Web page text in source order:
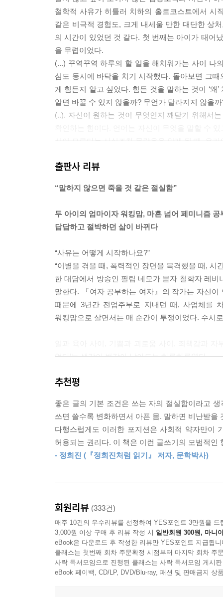
철학적 사유가 히틀러 치하의 홀로코스트에서 시
같은 비극적 경험도, 크게 내세울 만한 대단한 상
의 시간이 있었던 것 같다. 첫 번째는 아이가 태어
을 무렵이었다.
(...) 꾸역꾸역 하루의 할 일을 해치워가는 사이 나
심도 동시에 바닥을 치기 시작했다. 돌아보면 그
게 힘든지 알고 싶었다. 힘든 것을 말하는 것이 ‘왜
알면 바꿀 수 있지 않을까? 무언가 달라지지 않을
(..). 자신이 원하는 것이 무엇인지 깨닫기 위해서
신이 모른다는 사실조차 몰랐음을 알게 될 때, 우
즘을 이용하고 싶다. 그 언어에 빚져서 삶을 해석
--- 「나는 왜 읽는가」중에서
지식이 일상을 바꾸고, 그것이 곧 돌이킬 수 없는
정짓는 사회에서 그 재단선과 경계선을 일일이 의
했건만, 한편으로 그 지긋지긋함에 내 몸을 맞춰
열 조건에 나를 재단하고 있으니 말이다. 나는 페
(...) 지적이고 싶지만 잃는 것은 없었으면 하는,
를 쓰는 것은 전형적인 식민지 주체성일지도 모
자기기만이 아니면 무엇이겠는가.
--- 「나에게 식자우환은 정희진의 책을 읽는 것이
가 시간은 언제냐고 묻는다. 그녀는 잠시 생각하다
아프기 전까지 꾸역꾸역 일하는 여자들 중에 『아
(...) 이 책을 읽을 때 나는 마침 전자레인지를 돌
들 방문 학습 선생님과 시간을 조정하고, 세금과
박아두었는지 모르는 학습지를 찾는 일이다. 아이
서 챙겨 달라”고 나무란다. 그렇게 세포 하나하
태어나지 않은 걸 다행이라 생각해야 하는 걸까?”
치즈코를 읽으며 나는 이 사회를 조금 더 깊숙이
성은 피해자다’와 같은 차원의 문제로 지금의 사
현실에서 만나는 ‘사건’일 뿐, 그 사건을 제대로
출판사 리뷰
“말하지 않으면 죽을 것 같은 절실함”
두 아이의 엄마이자 워킹맘, 마흔 넘어 페미니즘 공
답답하고 절박하던 삶이 바뀌다
“사유는 어떻게 시작하나요?”
“이별을 겪을 때, 폭력적인 장면을 목격했을 때, 시
한 대담에서 방송인 필립 네모가 묻자 철학자 레
말한다. 『여자 공부하는 여자』의 작가는 자신
때문에 3년간 전업주부로 지내던 때, 사업체를
워킹맘으로 살면서는 매 순간이 투쟁이었다. 수시
없다’는 생각이 번갈아 날아드는 하루하루였다.
그러던 어느 날, 작가는 페미니즘 책을 접하고는
치유의 길이었다. 자신의 마음을 말할 수 있는 언
“세상을 바라보는 ‘틀’을 갖는다는 것”
스스로 삶을 다스리며 살아가고픈
하는 여성들은 늘 빡빡한 일정 속에서 깨지기 쉬
이 때문에 다시 죄책감을 느끼는 악순환이 반복
하고 싶다면, 답을 찾기 위해 치열하게 자기만의
페미니즘은 세상을 바라보는 하나의 프레임, 즉
상처를 만져준다. 당신이 세상을 좀 더 현명하게
추천평
좋은 글의 기본 조건은 쓰는 자의 절실함이라고
쓰면 쓸수록 변화하면서 아픈 몸. 말하면 비난받
다행스럽게도 이러한 포지션은 사회적 약자만이
허용되는 권리다. 이 책은 이런 글쓰기의 모범적인
- 정희진 (『정희진처럼 읽기』 저자, 문학박사)
회원리뷰 (333건)
매주 10건의 우수리뷰를 선정하여 YES포인트 3만원을 드
3,000원 이상 구매 후 리뷰 작성 시 일반회원 300원, 마니
eBook은 다운로드 후 작성한 리뷰만 YES포인트 지급됩니
클래스는 첫번째 회차 주문확정 시점부터 마지막 회차 주
사락 독서모임으로 진행된 클래스는 사락 독서모임 게시
eBook 페이백, CD/LP, DVD/Blu-ray, 패션 및 판매금지 상